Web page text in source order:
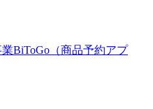
BiToGo（商品予約アプ